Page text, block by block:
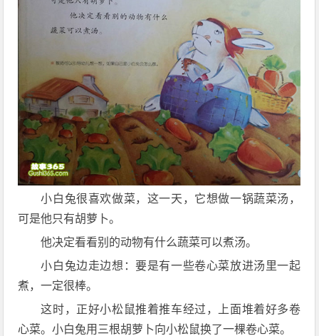
小白兔很喜欢做菜，这一天，它想做一锅蔬菜汤，
可是他只有胡萝卜。
他决定看看别的动物有什么蔬菜可以煮汤。
小白兔边走边想：要是有一些卷心菜放进汤里一起
煮，一定很棒。
这时，正好小松鼠推着推车经过，上面堆着好多卷
心菜。小白兔用三根胡萝卜向小松鼠换了一棵卷心菜。